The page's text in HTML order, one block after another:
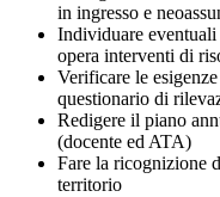
in ingresso e
Individuare
opera interventi di
Verificare le
questionario di
Redigere il piano
(docente ed ATA)
Fare la ricognizione
territorio